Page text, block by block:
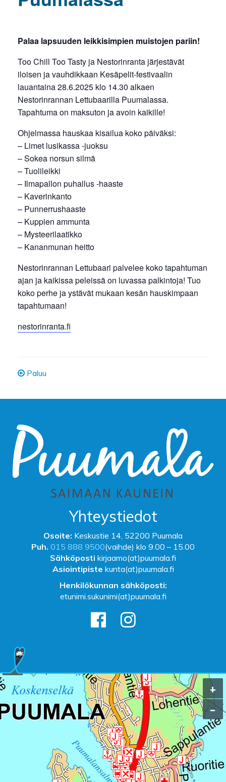
Palaa lapsuuden leikkisimpien muistojen pariin!
Too Chill Too Tasty ja Nestorinranta järjestävät
iloisen ja vauhdikkaan Kesäpelit-festivaalin
lauantaina 28.6.2025 klo 14.30 alkaen
Nestorinrannan Lettubaarilla Puumalassa.
Tapahtuma on maksuton ja avoin kaikille!
Ohjelmassa hauskaa kisailua koko päiväksi:
– Limet lusikassa -juoksu
– Sokea norsun silmä
– Tuolileikki
– Ilmapallon puhallus -haaste
– Kaverinkanto
– Punnerrushaaste
– Kuppien ammunta
– Mysteerilaatikko
– Kananmunan heitto
Nestorinrannan Lettubaari palvelee koko tapahtuman
ajan ja kaikissa peleissä on luvassa palkintoja! Tuo
koko perhe ja ystävät mukaan kesän hauskimpaan
tapahtumaan!
nestorinranta.fi
Paluu
Yhteystiedot
Osoite: Keskustie 14, 52200 Puumala
Puh. 015 888 9500(vaihde) klo 9.00 – 15.00
Sähköposti kirjaamo(at)puumala.fi
Asiointipiste kunta(at)puumala.fi
Henkilökunnan sähköposti:
etunimi.sukunimi(at)puumala.fi